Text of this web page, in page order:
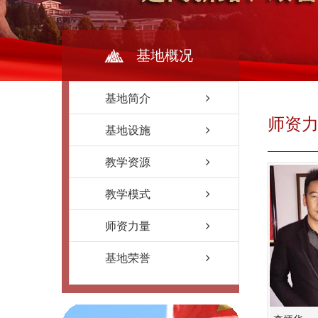
基地概况
基地简介
基地设施
教学资源
教学模式
师资力量
基地荣誉
师资